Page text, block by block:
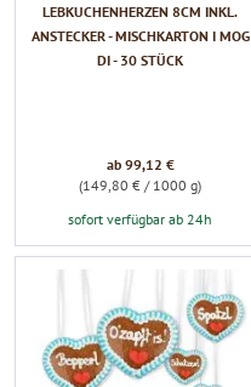
LEBKUCHENHERZEN 8CM INKL.
ANSTECKER - MISCHKARTON I MOG
DI - 30 STÜCK
ab 99,12 €
(149,80 € / 1000 g)
sofort verfügbar ab 24h